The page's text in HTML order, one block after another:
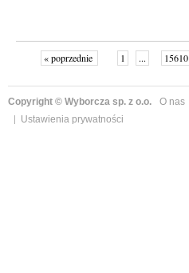
« poprzednie 1 ... 15610
Copyright © Wyborcza sp. z o.o. O nas
Ustawienia prywatności